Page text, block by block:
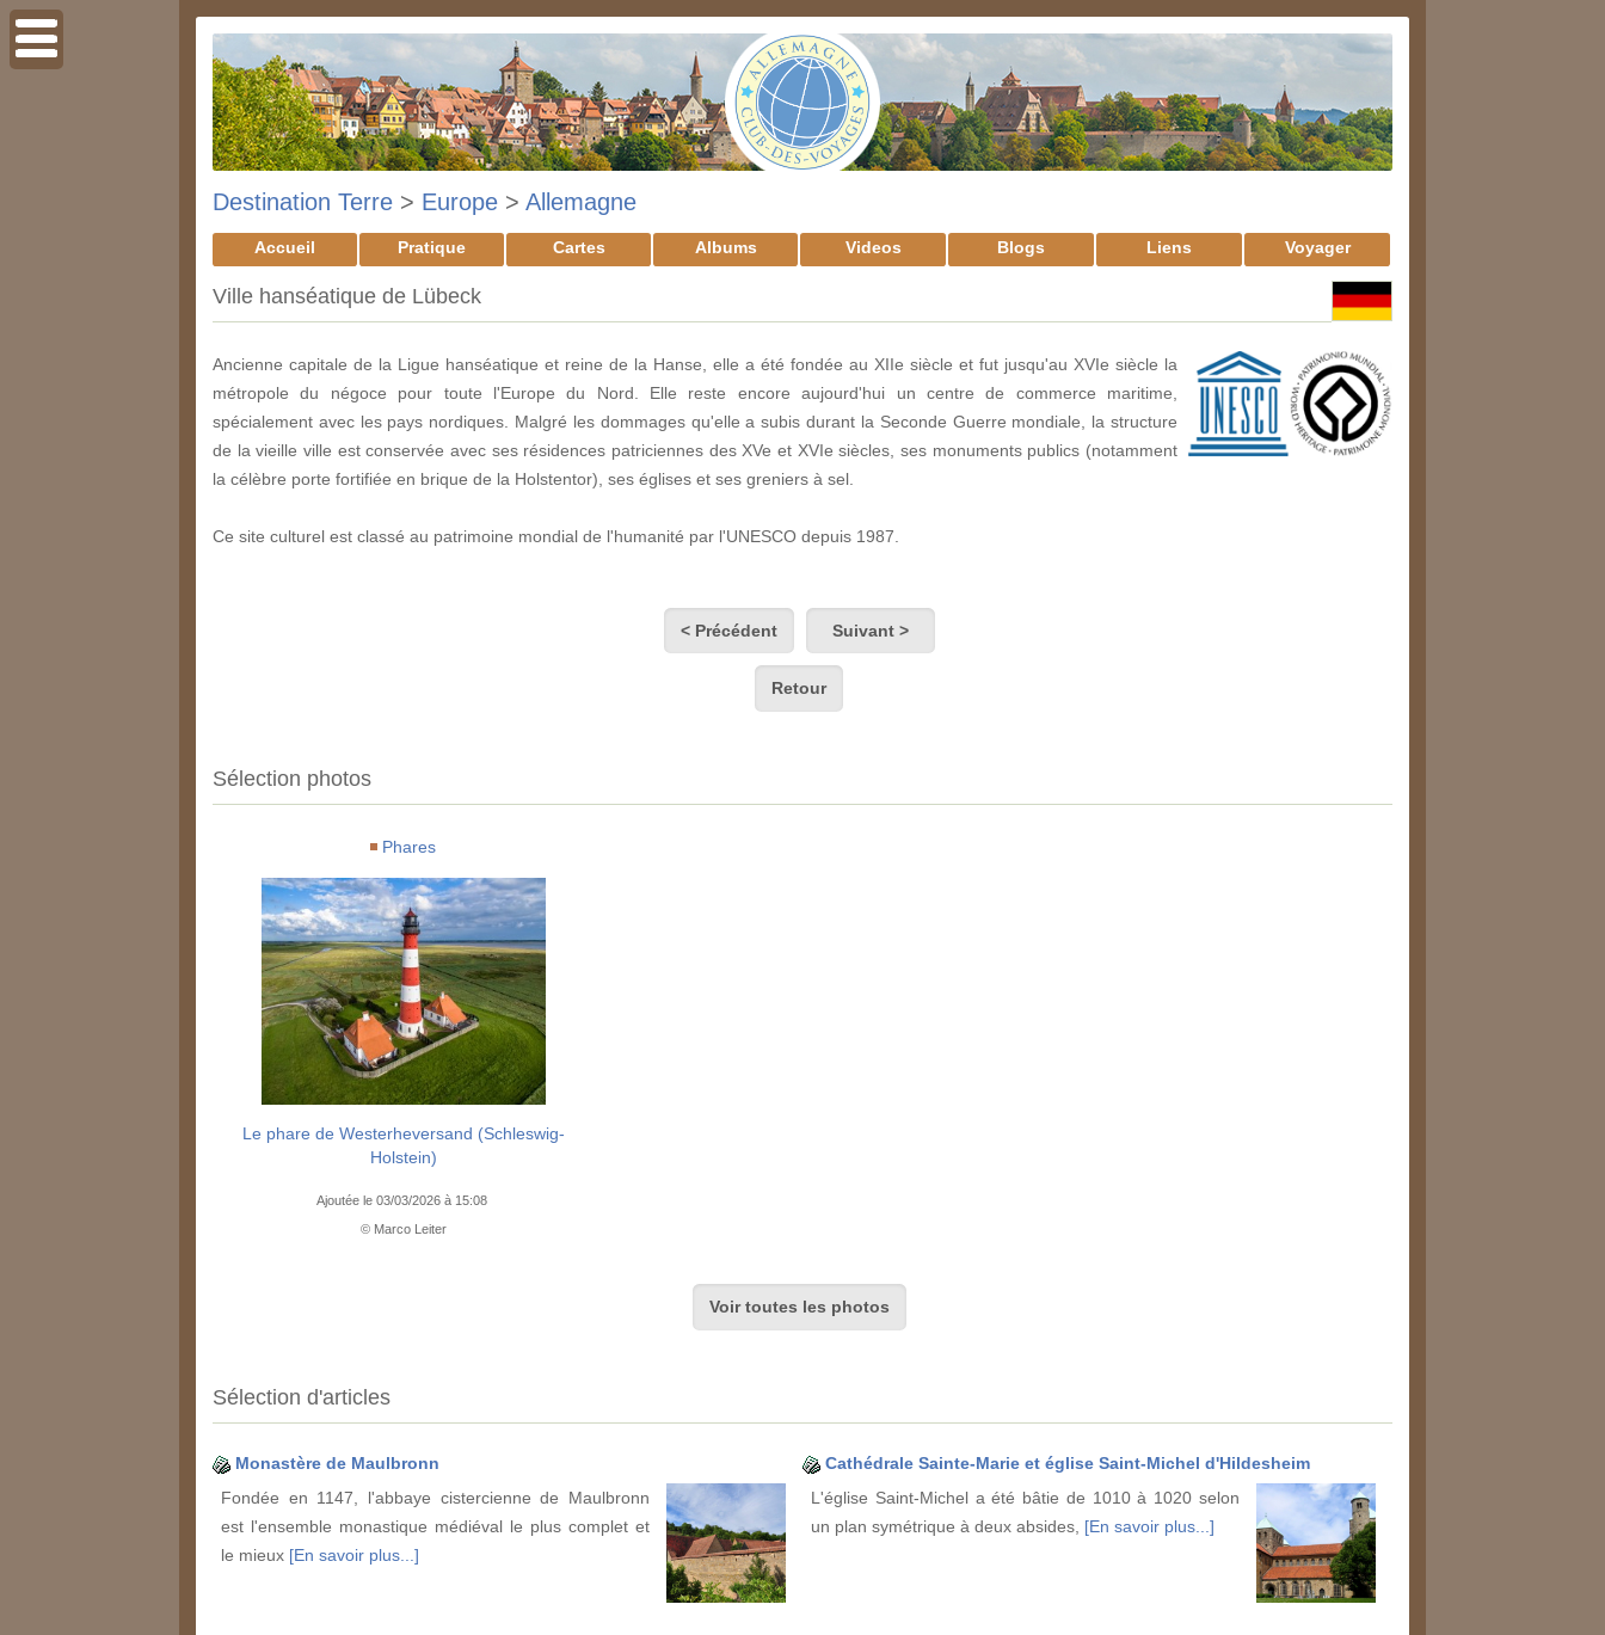
Destination Terre > Europe > Allemagne
Accueil Pratique Cartes Albums Videos Blogs Liens Voyager
Ville hanséatique de Lübeck
Ancienne capitale de la Ligue hanséatique et reine de la Hanse, elle a été fondée au XIIe siècle et fut jusqu'au XVIe siècle la
métropole du négoce pour toute l'Europe du Nord. Elle reste encore aujourd'hui un centre de commerce maritime,
spécialement avec les pays nordiques. Malgré les dommages qu'elle a subis durant la Seconde Guerre mondiale, la structure
de la vieille ville est conservée avec ses résidences patriciennes des XVe et XVIe siècles, ses monuments publics (notamment
la célèbre porte fortifiée en brique de la Holstentor), ses églises et ses greniers à sel.
Ce site culturel est classé au patrimoine mondial de l'humanité par l'UNESCO depuis 1987.
< Précédent Suivant >
Retour
Sélection photos
Phares
Le phare de Westerheversand (Schleswig-
Holstein)
Ajoutée le 03/03/2026 à 15:08
© Marco Leiter
Voir toutes les photos
Sélection d'articles
Monastère de Maulbronn
Fondée en 1147, l'abbaye cistercienne de Maulbronn
est l'ensemble monastique médiéval le plus complet et
le mieux [En savoir plus...]
Cathédrale Sainte-Marie et église Saint-Michel d'Hildesheim
L'église Saint-Michel a été bâtie de 1010 à 1020 selon
un plan symétrique à deux absides, [En savoir plus...]